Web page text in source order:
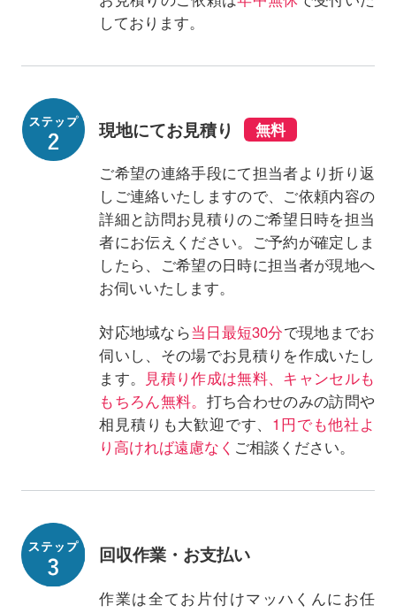
しております。
現地にてお見積り
ご希望の連絡手段にて担当者より折り返
しご連絡いたしますので、ご依頼内容の
詳細と訪問お見積りのご希望日時を担当
者にお伝えください。ご予約が確定しま
したら、ご希望の日時に担当者が現地へ
お伺いいたします。
対応地域なら当日最短30分で現地までお
伺いし、その場でお見積りを作成いたし
ます。 見積り作成は無料、キャンセルも
もちろん無料。 打ち合わせのみの訪問や
相見積りも大歓迎です、 1円でも他社よ
り高ければ遠慮なく ご相談ください。
回収作業・お支払い
作業は全てお片付けマッハくんにお任